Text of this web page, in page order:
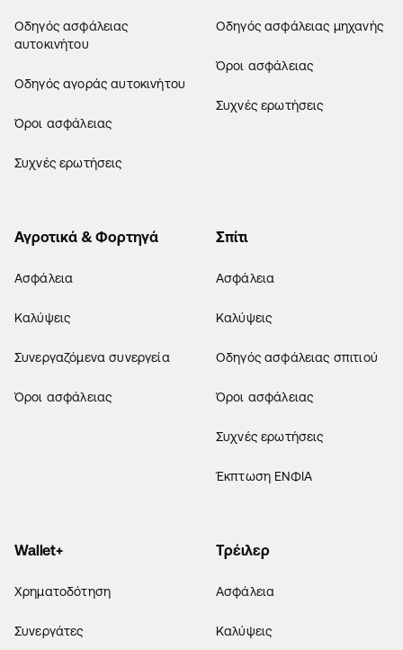
Οδηγός ασφάλειας
αυτοκινήτου
Οδηγός αγοράς αυτοκινήτου
Όροι ασφάλειας
Συχνές ερωτήσεις
Οδηγός ασφάλειας μηχανής
Όροι ασφάλειας
Συχνές ερωτήσεις
Αγροτικά & Φορτηγά
Ασφάλεια
Καλύψεις
Συνεργαζόμενα συνεργεία
Όροι ασφάλειας
Σπίτι
Ασφάλεια
Καλύψεις
Οδηγός ασφάλειας σπιτιού
Όροι ασφάλειας
Συχνές ερωτήσεις
Έκπτωση ΕΝΦΙΑ
Wallet+
Χρηματοδότηση
Συνεργάτες
Τρέιλερ
Ασφάλεια
Καλύψεις